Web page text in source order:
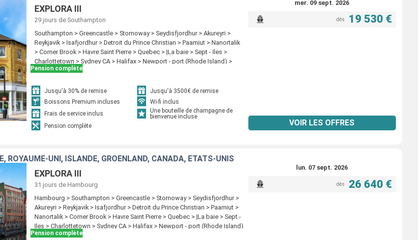
EXPLORA III
29 jours de Southampton
Southampton > Greencastle > Stornoway > Seydisfjordhur > Akureyri >
Reykjavik > Isafjordhur > Detroit du Prince Christian > Paamiut > Nanortalik
> Corner Brook > Havre Saint Pierre > Quebec > |La baie > Sept - Iles >
Charlottetown > Sydney CA > Halifax > Newport - port (Rhode Island) >
New York
Pension complète
Jusqu'à 30% de remise
Jusqu'à 3500€ de remise
Boissons Premium incluses
Wi-fi inclus
Frais de service inclus
Une bouteille de champagne de
bienvenue incluse
Pension complète
mer. 09 sept. 2026
dès 19 530 €
VOIR LES OFFRES
ROYAUME-UNI, ISLANDE, GRÖENLAND, CANADA, ÉTATS-UNIS
EXPLORA III
31 jours de Hambourg
Hambourg > Southampton > Greencastle > Stornoway > Seydisfjordhur >
Akureyri > Reykjavik > Isafjordhur > Detroit du Prince Christian > Paamiut >
Nanortalik > Corner Brook > Havre Saint Pierre > Quebec > |La baie > Sept -
Iles > Charlottetown > Sydney CA > Halifax > Newport - port (Rhode Island)
> New York
Pension complète
lun. 07 sept. 2026
dès 26 640 €